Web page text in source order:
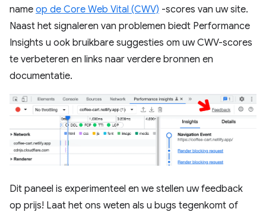
name op de Core Web Vital (CWV) -scores van uw site.
Naast het signaleren van problemen biedt Performance
Insights u ook bruikbare suggesties om uw CWV-scores
te verbeteren en links naar verdere bronnen en
documentatie.
Dit paneel is experimenteel en we stellen uw feedback
op prijs! Laat het ons weten als u bugs tegenkomt of